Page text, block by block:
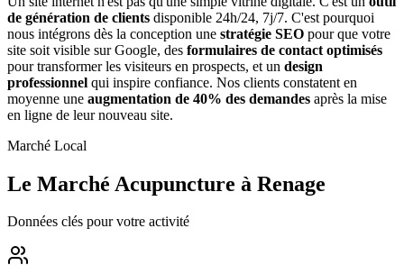
de génération de clients disponible 24h/24, 7j/7. C'est pourquoi
nous intégrons dès la conception une stratégie SEO pour que votre
site soit visible sur Google, des formulaires de contact optimisés
pour transformer les visiteurs en prospects, et un design
professionnel qui inspire confiance. Nos clients constatent en
moyenne une augmentation de 40% des demandes après la mise
en ligne de leur nouveau site.
Marché Local
Le Marché Acupuncture à Renage
Données clés pour votre activité